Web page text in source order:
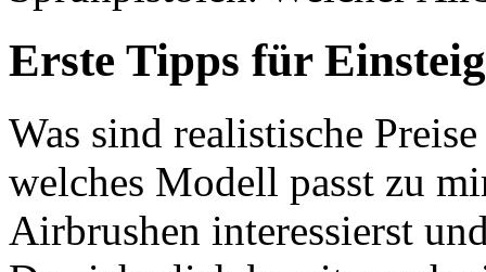
Erste Tipps für
Was sind realistische
welches Modell passt zu
Airbrushen interessierst